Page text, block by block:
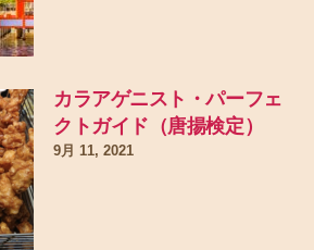
カラアゲニスト・パーフェ
クトガイド（唐揚検定）
9月 11, 2021